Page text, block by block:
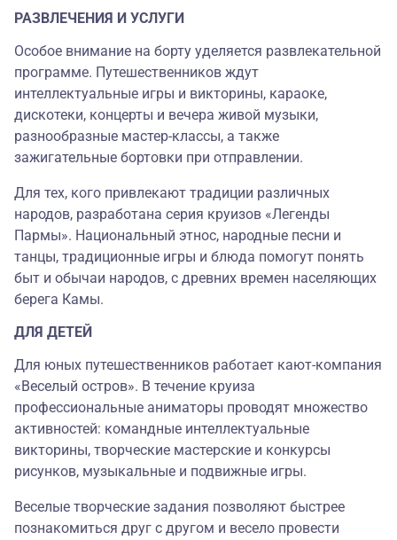
РАЗВЛЕЧЕНИЯ И УСЛУГИ
Особое внимание на борту уделяется развлекательной
программе. Путешественников ждут
интеллектуальные игры и викторины, караоке,
дискотеки, концерты и вечера живой музыки,
разнообразные мастер-классы, а также
зажигательные бортовки при отправлении.
Для тех, кого привлекают традиции различных
народов, разработана серия круизов «Легенды
Пармы». Национальный этнос, народные песни и
танцы, традиционные игры и блюда помогут понять
быт и обычаи народов, с древних времен населяющих
берега Камы.
ДЛЯ ДЕТЕЙ
Для юных путешественников работает кают-компания
«Веселый остров». В течение круиза
профессиональные аниматоры проводят множество
активностей: командные интеллектуальные
викторины, творческие мастерские и конкурсы
рисунков, музыкальные и подвижные игры.
Веселые творческие задания позволяют быстрее
познакомиться друг с другом и весело провести